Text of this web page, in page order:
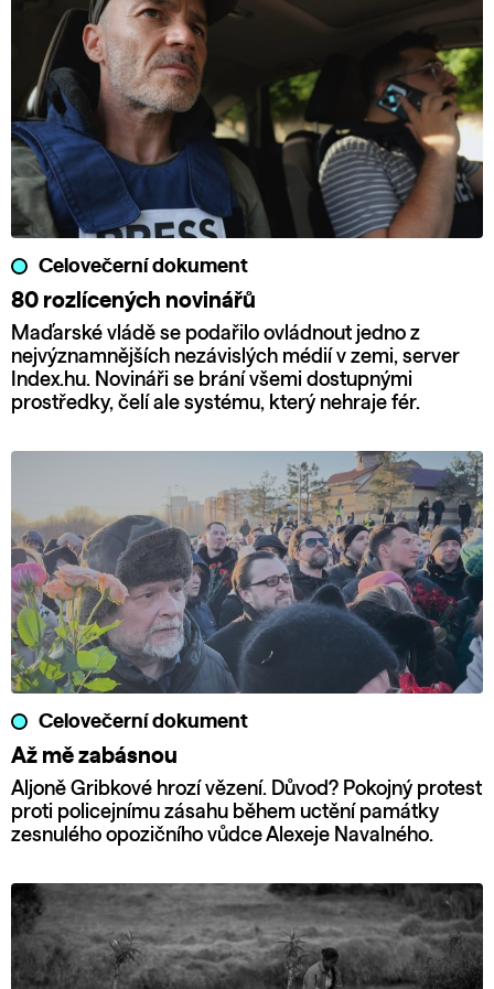
Celovečerní dokument
80 rozlícených novinářů
Maďarské vládě se podařilo ovládnout jedno z
nejvýznamnějších nezávislých médií v zemi, server
Index.hu. Novináři se brání všemi dostupnými
prostředky, čelí ale systému, který nehraje fér.
Celovečerní dokument
Až mě zabásnou
Aljoně Gribkové hrozí vězení. Důvod? Pokojný protest
proti policejnímu zásahu během uctění památky
zesnulého opozičního vůdce Alexeje Navalného.